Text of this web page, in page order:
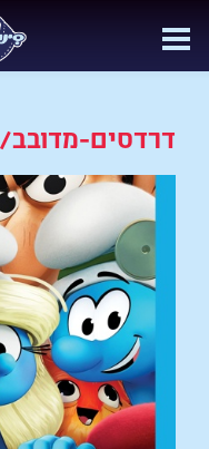
דרדסים-מדובב/SMURFS